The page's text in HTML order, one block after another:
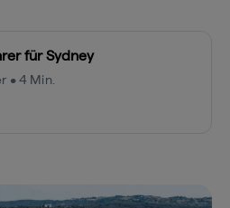
für Sydney
• 4 Min.